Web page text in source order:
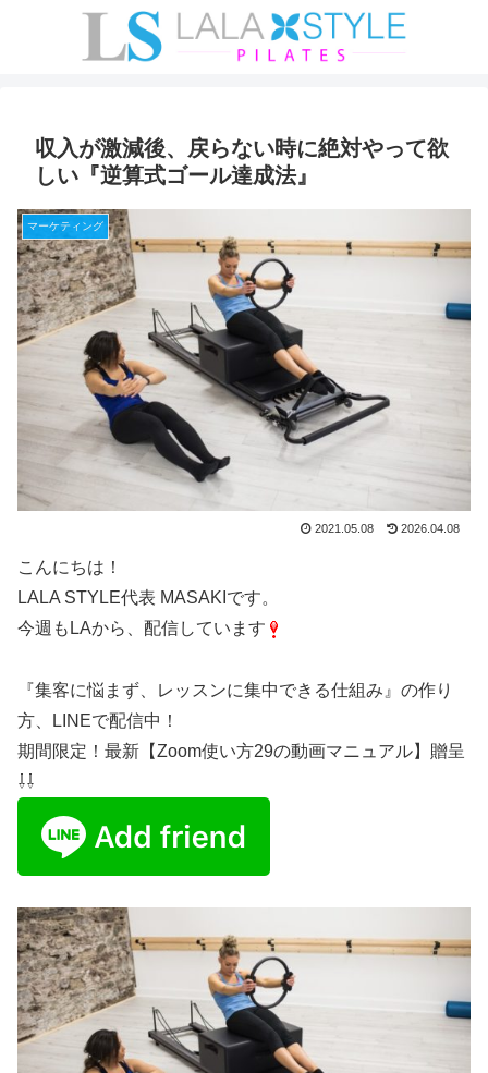
収入が激減後、戻らない時に絶対やって欲
しい『逆算式ゴール達成法』
マーケティング
2021.05.08 2026.04.08
こんにちは！
LALA STYLE代表 MASAKIです。
今週もLAから、配信しています
『集客に悩まず、レッスンに集中できる仕組み』の作り
方、LINEで配信中！
期間限定！最新【Zoom使い方29の動画マニュアル】贈呈
⇩⇩